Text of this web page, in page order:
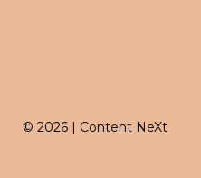
© 2026 | Content NeXt